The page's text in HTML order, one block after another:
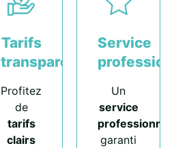
Tarifs
transparents
Profitez
de
tarifs
clairs
Service
Un
service
professionnel
garanti